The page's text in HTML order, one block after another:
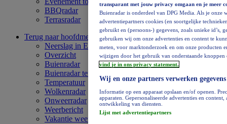
BBQradar
Terrasradar
Terug naar hoofdmenu
Europa
Neerslag in Europa
Overzicht
Buienradar
Buienradar terugkijken
Temperatuur
Wolkenradar
Onweerradar
Weerbericht
Vakantie weervideo
transparant met jouw privacy omgaan en je meer
Buienradar is onderdeel van DPG Media. Als je
advertentiepartners cookies (en soortgelijke
gebruikt en (persoons-) gegevens, zoals unieke id’s,
gebruiken wij om onze advertenties en content te
meten, voor marktonderzoek en om onze producten
wijzigen door het gebruik van onderstaande
vind je in ons privacy statement.
Wij en onze partners verwerken
Informatie op een apparaat opslaan en/of openen.
apparaten. Gepersonaliseerde advertenties en
ontwikkeling van diensten.
Lijst met advertentiepartners